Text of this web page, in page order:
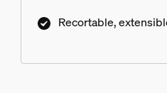
control por voz.
Recortable,